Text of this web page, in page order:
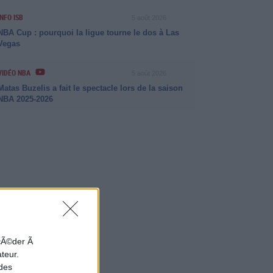
Ã
ISB
NBA Cup : pourquoi la ligue tourne le dos à Las
NBA
Matas Buzelis a fait le spectacle lors de la saison
NBA 2025-2026